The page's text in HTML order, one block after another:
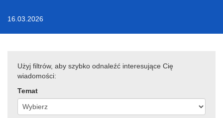
16.03.2026
Użyj filtrów, aby szybko odnaleźć interesujące Cię
wiadomości:
Temat